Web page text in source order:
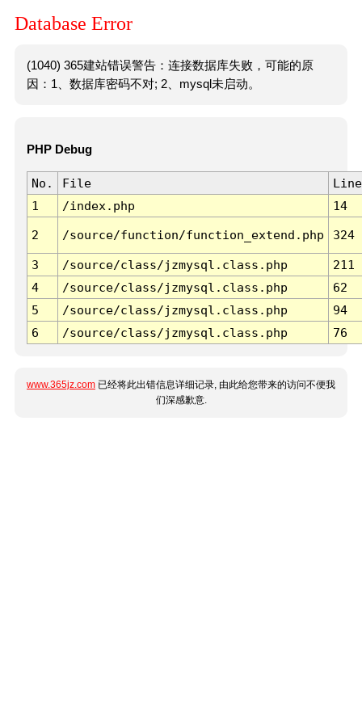
Database Error
(1040) 365建站错误警告：连接数据库失败，可能的原
因：1、数据库密码不对; 2、mysql未启动。
PHP Debug
No. File
Line
1
/index.php 14
2 /source/function/function_extend.php 324
3 /source/class/jzmysql.class.php
211
4
/source/class/jzmysql.class.php
62
5
/source/class/jzmysql.class.php
94
6
/source/class/jzmysql.class.php 76
www.365jz.com 已经将此出错信息详细记录, 由此给您带来的访问不便我
们深感歉意.